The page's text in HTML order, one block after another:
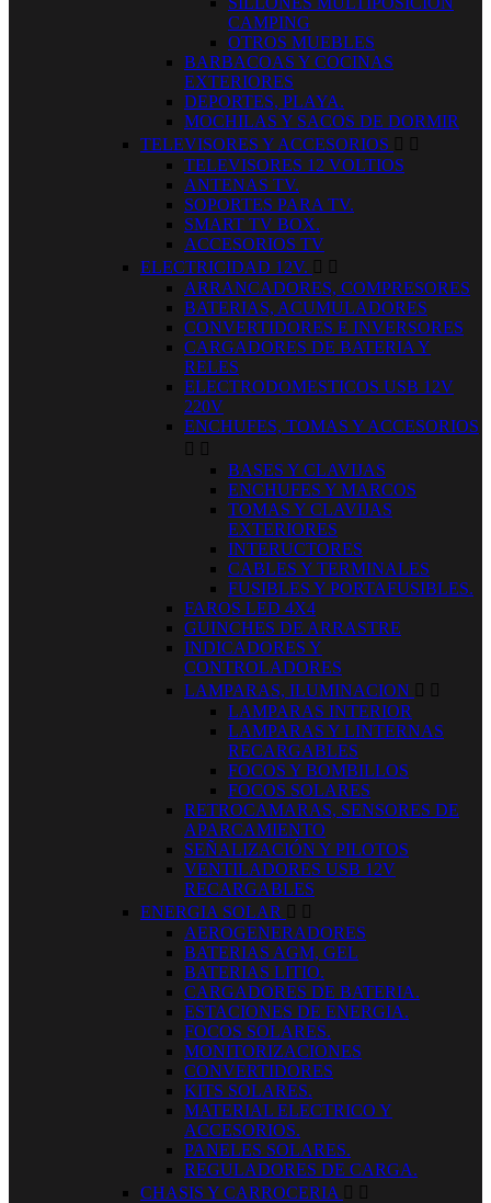
CAMPING
OTROS MUEBLES
BARBACOAS Y COCINAS
EXTERIORES
DEPORTES, PLAYA.
MOCHILAS Y SACOS DE DORMIR
TELEVISORES Y ACCESORIOS  
TELEVISORES 12 VOLTIOS
ANTENAS TV.
SOPORTES PARA TV.
SMART TV BOX.
ACCESORIOS TV
ELECTRICIDAD 12V.  
ARRANCADORES, COMPRESORES
BATERIAS, ACUMULADORES
CONVERTIDORES E INVERSORES
CARGADORES DE BATERIA Y
RELES
ELECTRODOMESTICOS USB 12V
220V
ENCHUFES, TOMAS Y ACCESORIOS
 
BASES Y CLAVIJAS
ENCHUFES Y MARCOS
TOMAS Y CLAVIJAS
EXTERIORES
INTERUCTORES
CABLES Y TERMINALES
FUSIBLES Y PORTAFUSIBLES.
FAROS LED 4X4
GUINCHES DE ARRASTRE
INDICADORES Y
CONTROLADORES
LAMPARAS, ILUMINACION  
LAMPARAS INTERIOR
LAMPARAS Y LINTERNAS
RECARGABLES
FOCOS Y BOMBILLOS
FOCOS SOLARES
RETROCAMARAS, SENSORES DE
APARCAMIENTO
SEÑALIZACIÓN Y PILOTOS
VENTILADORES USB 12V
RECARGABLES
ENERGIA SOLAR  
AEROGENERADORES
BATERIAS AGM, GEL
BATERIAS LITIO.
CARGADORES DE BATERIA.
ESTACIONES DE ENERGIA.
FOCOS SOLARES.
MONITORIZACIONES
CONVERTIDORES
KITS SOLARES.
MATERIAL ELECTRICO Y
ACCESORIOS.
PANELES SOLARES.
REGULADORES DE CARGA.
CHASIS Y CARROCERIA  